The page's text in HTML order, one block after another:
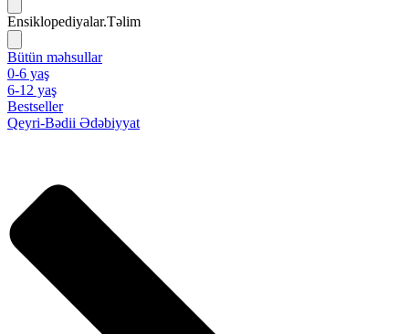
Ensiklopediyalar.Təlim
Bütün məhsullar
0-6 yaş
6-12 yaş
Bestseller
Qeyri-Bədii Ədəbiyyat